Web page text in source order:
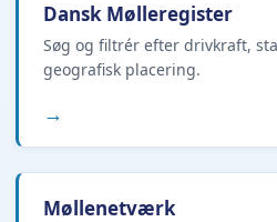
Dansk Mølleregister
Søg og filtrér efter drivkraft,
geografisk placering.
→
Møllenetværk